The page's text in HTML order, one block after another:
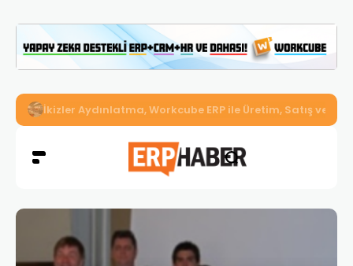
İkizler Aydınlatma, Workcube ERP ile Üretim, Satış ve